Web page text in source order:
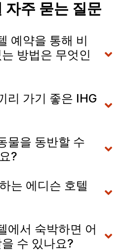
자주 묻는 질문
예약을 통해 비
방법은 무엇인
리 가기 좋은 IHG
물을 동반할 수
?
는 에디슨 호텔
에서 숙박하면 어
수 있나요?